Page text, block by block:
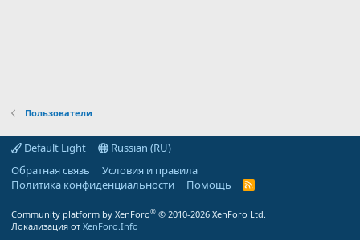
Пользователи
Default Light
Russian (RU)
Обратная связь
Условия и правила
Политика конфиденциальности
Помощь
R
Community platform by XenForo® © 2010-2026 XenForo Ltd.
Локализация от XenForo.Info